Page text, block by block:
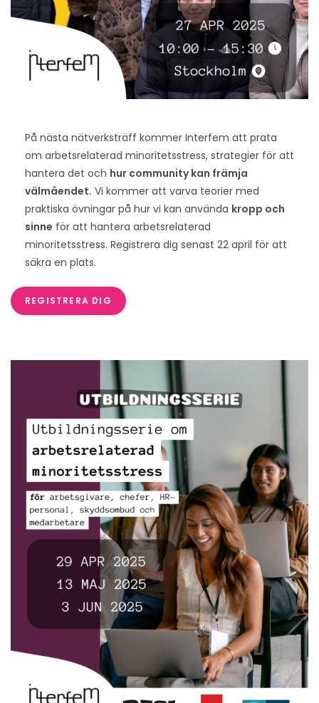
På nästa nätverksträff kommer Interfem att prata
om arbetsrelaterad minoritetsstress, strategier för att
hantera det och hur community kan främja
välmåendet. Vi kommer att varva teorier med
praktiska övningar på hur vi kan använda kropp och
sinne för att hantera arbetsrelaterad
minoritetsstress. Registrera dig senast 22 april för att
säkra en plats.
REGISTRERA DIG